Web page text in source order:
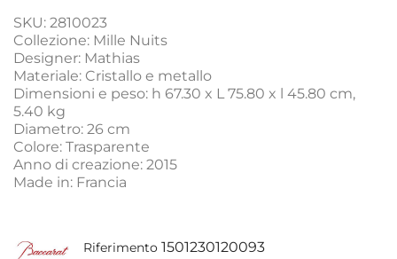
SKU: 2810023
Collezione: Mille Nuits
Designer: Mathias
Materiale: Cristallo e metallo
Dimensioni e peso: h 67.30 x L 75.80 x l 45.80 cm,
5.40 kg
Diametro: 26 cm
Colore: Trasparente
Anno di creazione: 2015
Made in: Francia
Riferimento 1501230120093